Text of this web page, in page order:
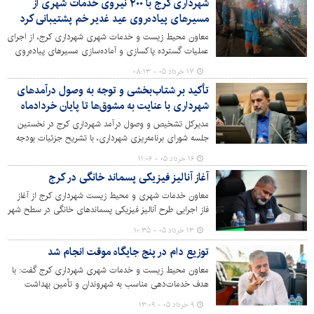
فراهم کند.
مسیرهای پیاده‌روی عید غدیر خم پشتیبانی کرد
معاون محیط زیست و خدمات شهری شهرداری کرج، از اجرای
عملیات گسترده پاکسازی و آماده‌سازی مسیرهای پیاده‌روی
بزرگ عید غدیر خم خبر داد و گفت: همزمان با برگزاری این
مراسم مذهبی، ۲۰۰ نیروی خدمات شهری به همراه ۲۰ دستگاه
ماشین‌آلات در مسیرهای تعیین‌شده مستقر شدند تا فضای
مناسب و پاکیزه‌ای برای حضور شهروندان فراهم کنند.
۱۷ خرداد ۰۵ - ۰۸:۱۳
تأکید بر شتاب‌بخشی و توجه به وصول درآمدهای
شهرداری با عنایت به مشوق‌ها تا پایان خردادماه
مدیرکل تشخیص و وصول درآمد شهرداری کرج در نخستین
جلسه شورای برنامه‌ریزی شهرداری، با تشریح جزئیات بودجه
۱۴۰۵ و نحوه توزیع منابع درآمدی میان مناطق، سازمان‌ها و
ستاد، بر ضرورت هدف‌گذاری دقیق‌تر مدیران شهری در
خردادماه تأکید کرد.
۱۶ خرداد ۰۵ - ۱۱:۰۶
آغاز آنالیز فیزیکی پسماند خانگی در کرج
معاون خدمات شهری و محیط زیست شهرداری کرج از آغاز
فاز اجرایی طرح آنالیز فیزیکی پسماندهای خانگی در سطح شهر
خبر داد.۱۳ خرداد ۰۵ - ۱۰:۳۵
توزیع دام در پنج جایگاه موقت انجام شد
معاون محیط زیست و خدمات شهری شهرداری کرج گفت: با
هدف خدمات‌دهی مناسب به شهروندان و تأمین بهداشت
عمومی در عید سعید قربان، توزیع دام در پنج جایگاه موقت
۹ خرداد ۰۵ - ۱۳:۰۹